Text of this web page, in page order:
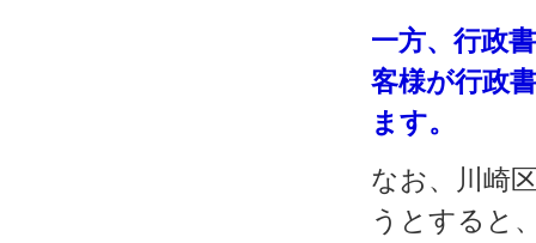
一方、行政
客様が行政
ます。
なお、川崎
うとすると